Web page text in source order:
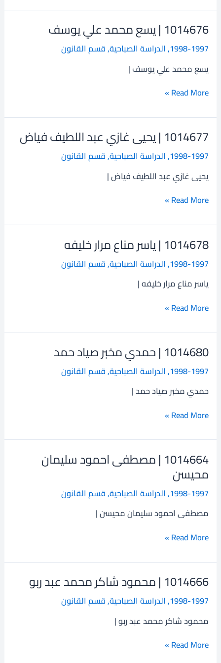
1014676 | يسع محمد علي يوسف
1998-1997
, الدراسة الصباحية,قسم القانون
يسع محمد علي يوسف |
1014676
يسع
محمد
علي
يوسف
Read More »
1014677 | يحيى غازي عبد اللطيف فياض
1998-1997
, الدراسة الصباحية,قسم القانون
يحيى غازي عبد اللطيف فياض |
1014677
يحيى
غازي
عبد
اللطيف
فياض
Read More »
1014678 | ياسر مناع مرار خليفه
1998-1997
, الدراسة الصباحية,قسم القانون
ياسر مناع مرار خليفه |
1014678
ياسر
مناع
مرار
خليفه
Read More »
1014680 | حمدي مخبر صياد حمد
1998-1997
, الدراسة الصباحية,قسم القانون
حمدي مخبر صياد حمد |
1014680
حمدي
مخبر
صياد
حمد
Read More »
1014664 | مصطفى احمود سليمان
محيسن
1998-1997
, الدراسة الصباحية,قسم القانون
مصطفى احمود سليمان محيسن |
1014664
|
مصطفى
احمود
محيسن
Read More »
1014666 | محمود شاكر محمد عبد ربو
1998-1997
, الدراسة الصباحية,قسم القانون
محمود شاكر محمد عبد ربو |
1014666
محمود
شاكر
محمد
عبد
ربو
Read More »